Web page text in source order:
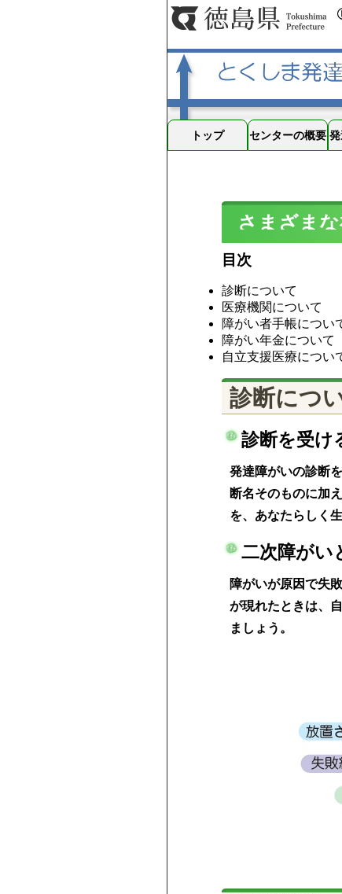
トップ センターの概要
さまざま
目次
診断について
医療機関について
障がい者手帳につい
障がい年金について
自立支援医療につい
診断につ
診断を受け
発達障がいの診断
断名そのものに加
を、あなたらしく
二次障がい
障がいが原因で失
が現れたときは、
ましょう。